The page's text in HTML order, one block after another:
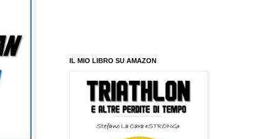
IL MIO LIBRO SU AMAZON